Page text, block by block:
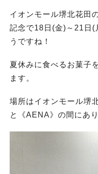
イオンモール堺北花田
記念で18日(金)～21日(
うですね！
夏休みに食べるお菓子
ます。
場所はイオンモール堺
と《AENA》の間にあり